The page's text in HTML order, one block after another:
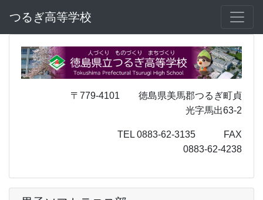
つるぎ高等学校
〒779-4101 徳島県美馬郡つるぎ町貞
光字馬出63-2
TEL 0883-62-3135 FAX
0883-62-4238